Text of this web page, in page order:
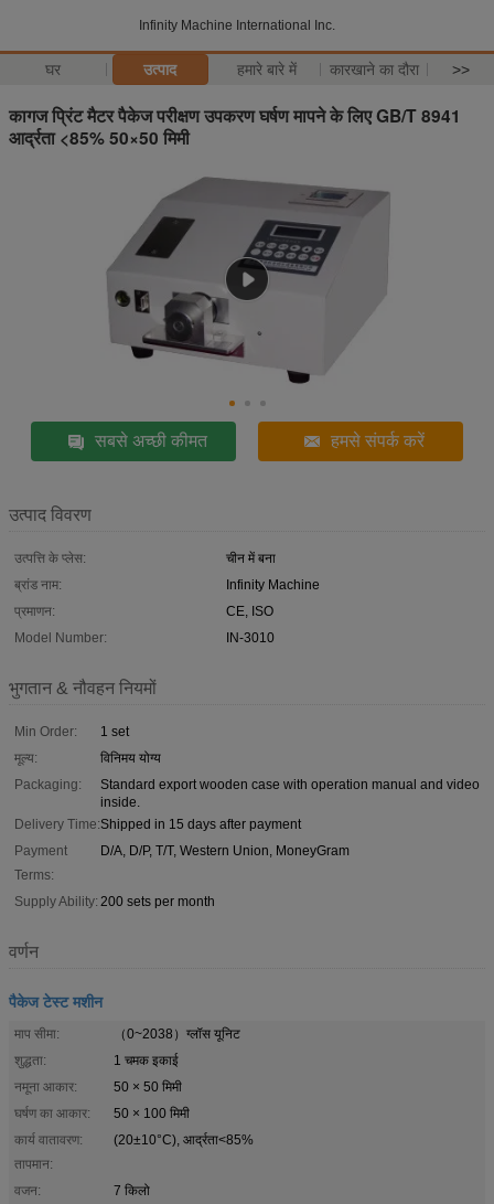
Infinity Machine International Inc.
घर उत्पाद हमारे बारे में कारखाने का दौरा >>
कागज प्रिंट मैटर पैकेज परीक्षण उपकरण घर्षण मापने के लिए GB/T 8941
आर्द्रता <85% 50×50 मिमी
सबसे अच्छी कीमत हमसे संपर्क करें
उत्पाद विवरण
उत्पत्ति के प्लेस:
चीन में बना
ब्रांड नाम:
Infinity Machine
प्रमाणन:
CE, ISO
Model Number:
IN-3010
भुगतान & नौवहन नियमों
Min Order:
1 set
मूल्य:
विनिमय योग्य
Packaging:
Standard export wooden case with operation manual and video
inside.
Delivery Time:Shipped in 15 days after payment
Payment
Terms:
D/A, D/P, T/T, Western Union, MoneyGram
Supply Ability: 200 sets per month
वर्णन
पैकेज टेस्ट मशीन
माप सीमा:
（0~2038）ग्लॉस यूनिट
शुद्धता:
1 चमक इकाई
नमूना आकार:
50 × 50 मिमी
घर्षण का आकार:
50 × 100 मिमी
कार्य वातावरण:
तापमान:
(20±10°C), आर्द्रता<85%
वजन:
7 किलो